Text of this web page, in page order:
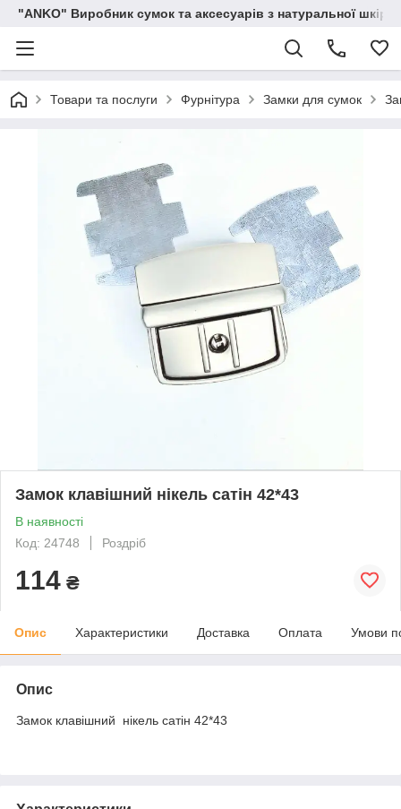
"ANKO" Виробник сумок та аксесуарів з натуральної шкіри.
Товари та послуги Фурнітура Замки для сумок
Замок клавішний нікель сатін 42*43
В наявності
Код: 24748
Роздріб
114 ₴
Опис Характеристики Доставка Оплата Умови
Опис
Замок клавішний нікель сатін 42*43